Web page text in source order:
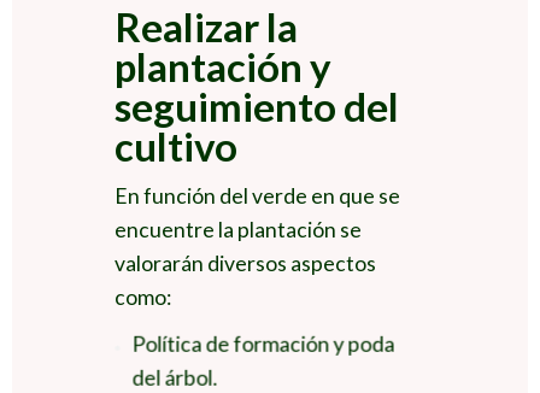
Elaboración de caballones si
procede.
Marqueo con GPS de los puntos
de plantación de variedad y
polinizadores.
Plantación y riego inmediato.
Realizar la
plantación y
seguimiento del
cultivo
En función del verde en que se
encuentre la plantación se
valorarán diversos aspectos
como:
Política de formación y poda
del árbol.